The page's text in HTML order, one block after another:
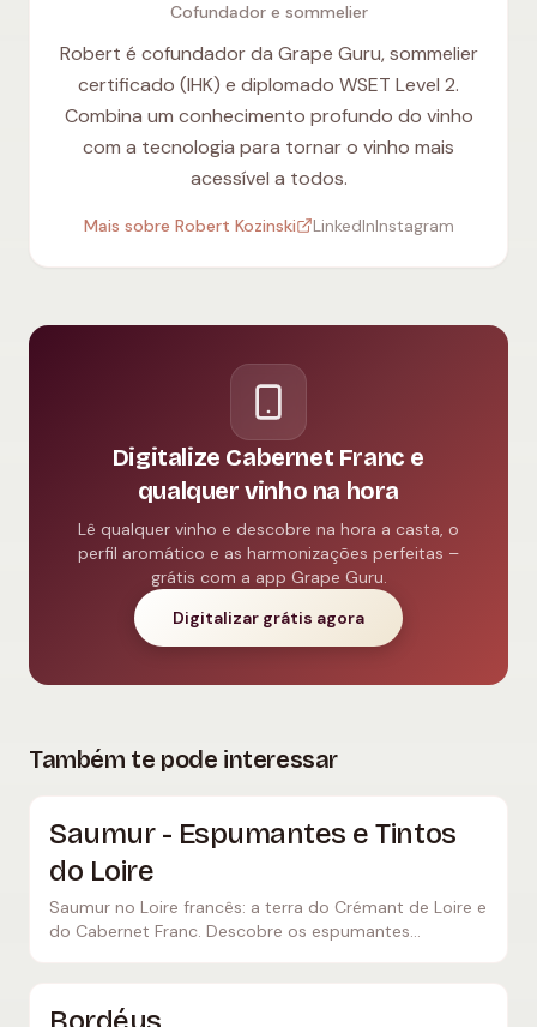
Cofundador e sommelier
Robert é cofundador da Grape Guru, sommelier
certificado (IHK) e diplomado WSET Level 2.
Combina um conhecimento profundo do vinho
com a tecnologia para tornar o vinho mais
acessível a todos.
Mais sobre Robert Kozinski LinkedInInstagram
Digitalize Cabernet Franc e
qualquer vinho na hora
Lê qualquer vinho e descobre na hora a casta, o
perfil aromático e as harmonizações perfeitas –
grátis com a app Grape Guru.
Digitalizar grátis agora
Também te pode interessar
Saumur - Espumantes e Tintos
do Loire
Saumur no Loire francês: a terra do Crémant de Loire e
do Cabernet Franc. Descobre os espumantes